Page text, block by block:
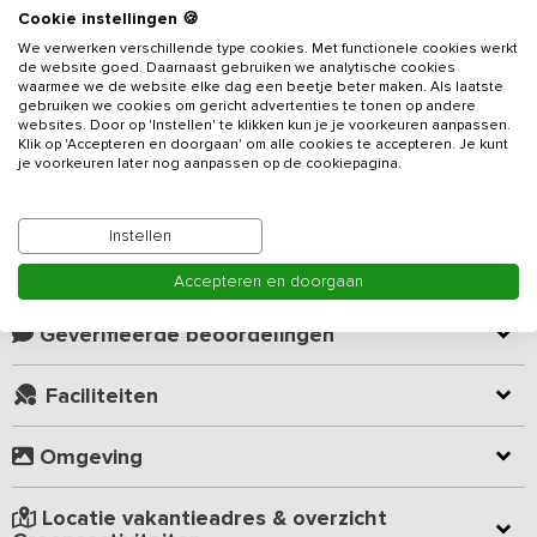
Beschrijving
Dit vakantieadres in de Alblasserwaard heeft plaats voor maximaal
13 personen, verdeeld over 5 slaapkamers en 3 badkamers. Van
spelletjes binnen tot fietsen langs de polderlandschappen, het is
een ideale uitvalsbasis voor zowel gezinnen, vrienden als
Algemene ruimte(s)
De ruime eetzaal is een plek waar iedereen gemakkelijk samen
kan komen, of dat nu is voor een stevige groepsmaaltijd of een
fanatieke spelletjes-middag. Doordat de eethoek open verbonden
is met de keuken, kun je makkelijk samen koken en praten, terwijl
televisie en vloerverwarming biedt ruimte of ’s avonds heerlijk te
relaxen.
Slaap- en badkamers
mindervaliden, inclusief aangepaste badkamer. Boven vind je
daarnaast 4 slaapkamers. Eén kamer heeft 3 eenpersoons
Kamer indeling
Geverifieerde beoordelingen
Faciliteiten
Omgeving
Locatie vakantieadres & overzicht
Cookie instellingen 🍪
We verwerken verschillende type cookies. Met functionele cookies werkt
de website goed. Daarnaast gebruiken we analytische cookies
waarmee we de website elke dag een beetje beter maken. Als laatste
gebruiken we cookies om gericht advertenties te tonen op andere
websites. Door op 'Instellen' te klikken kun je je voorkeuren aanpassen.
Klik op 'Accepteren en doorgaan' om alle cookies te accepteren. Je kunt
je voorkeuren later nog aanpassen op de cookiepagina.
Instellen
Accepteren en doorgaan